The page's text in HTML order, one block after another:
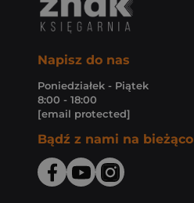
Napisz do nas
Poniedziałek - Piątek
8:00 - 18:00
[email protected]
Bądź z nami na bieżąco